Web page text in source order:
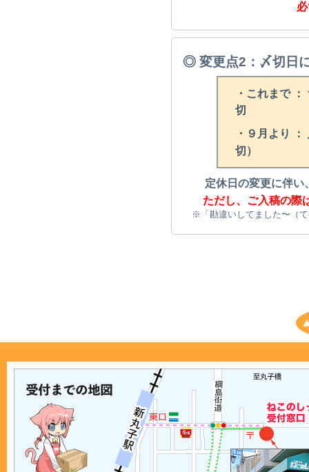
◎ 変更点2：〆切日
・これまで
切
・９月より ：
切）
定休日の変更に伴
ただし、ご入稿の際
※「勘違いしてました〜（